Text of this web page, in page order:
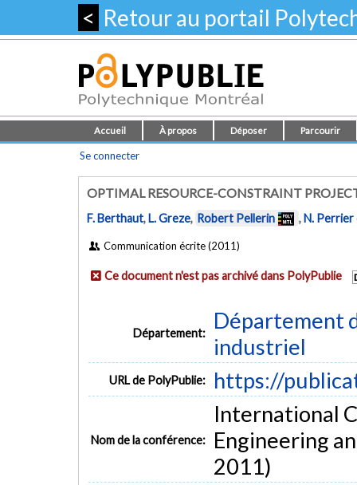
< Retour au portail
Accueil À propos Déposer Parcourir
Se connecter
OPTIMAL RESOURCE-CONSTRAINT
F. Berthaut,L. Greze, Robert Pellerin ,N. Perrier
Communication écrite (2011)
Ce document n'est pas archivé dans PolyPublie
Département:
Département
industriel
URL de PolyPublie: https://
Nom de la conférence:
International
Engineering
2011)